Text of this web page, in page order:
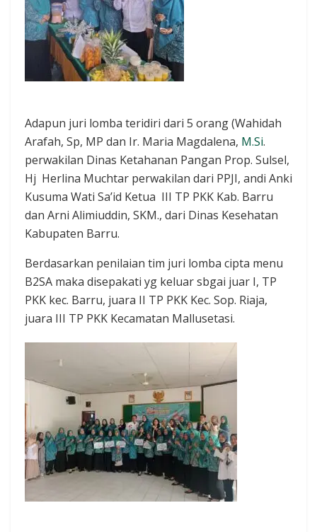
Adapun juri lomba teridiri dari 5 orang (Wahidah
Arafah, Sp, MP dan Ir. Maria Magdalena, M.Si.
perwakilan Dinas Ketahanan Pangan Prop. Sulsel,
Hj Herlina Muchtar perwakilan dari PPJI, andi Anki
Kusuma Wati Sa’id Ketua III TP PKK Kab. Barru
dan Arni Alimiuddin, SKM., dari Dinas Kesehatan
Kabupaten Barru.
Berdasarkan penilaian tim juri lomba cipta menu
B2SA maka disepakati yg keluar sbgai juar I, TP
PKK kec. Barru, juara II TP PKK Kec. Sop. Riaja,
juara III TP PKK Kecamatan Mallusetasi.